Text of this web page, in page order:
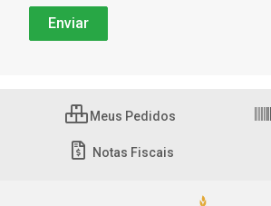
Meus Pedidos
Notas Fiscais